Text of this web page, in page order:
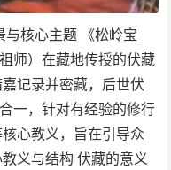
与核心主题 《松岭宝
师）在藏地传授的伏藏
记录并密藏，后世伏
一，针对有经验的修行
核心教义，旨在引导众
义与结构 伏藏的意义